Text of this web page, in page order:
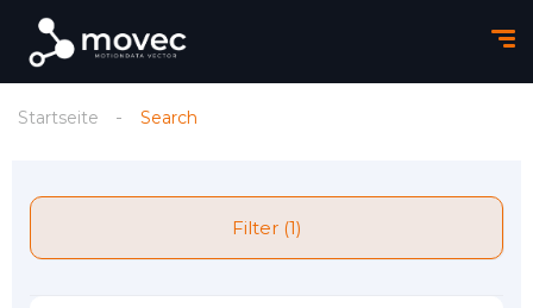
Startseite Search
Filter (1)